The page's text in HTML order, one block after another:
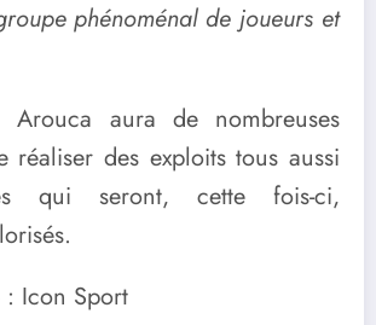
phénoménal de joueurs et
Arouca aura de nombreuses
réaliser des exploits tous aussi
qui seront, cette fois-ci,
Icon Sport